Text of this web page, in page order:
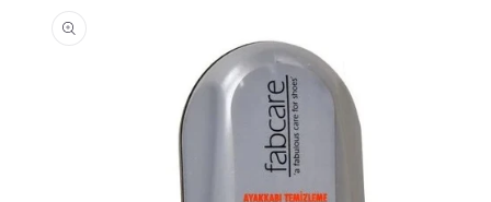
information